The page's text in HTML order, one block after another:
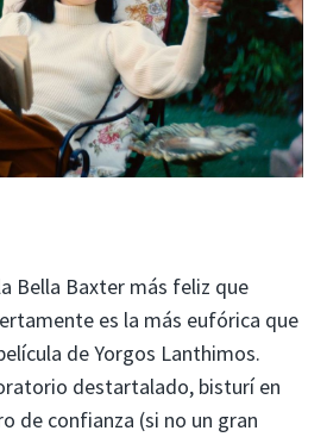
Bella Baxter más feliz que
es la más eufórica que
de Yorgos Lanthimos.
destartalado, bisturí en
de confianza (si no un gran